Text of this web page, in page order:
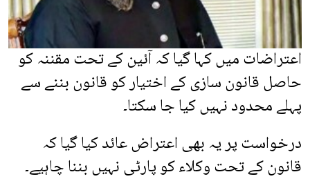
اعتراضات میں کہا گیا کہ آئین کے تحت مقننہ کو
حاصل قانون سازی کے اختیار کو قانون بننے سے
پہلے محدود نہیں کیا جا سکتا۔
درخواست پر یہ بھی اعتراض عائد کیا گیا کہ
قانون کے تحت وکلاء کو پارٹی نہیں بننا چاہیے۔